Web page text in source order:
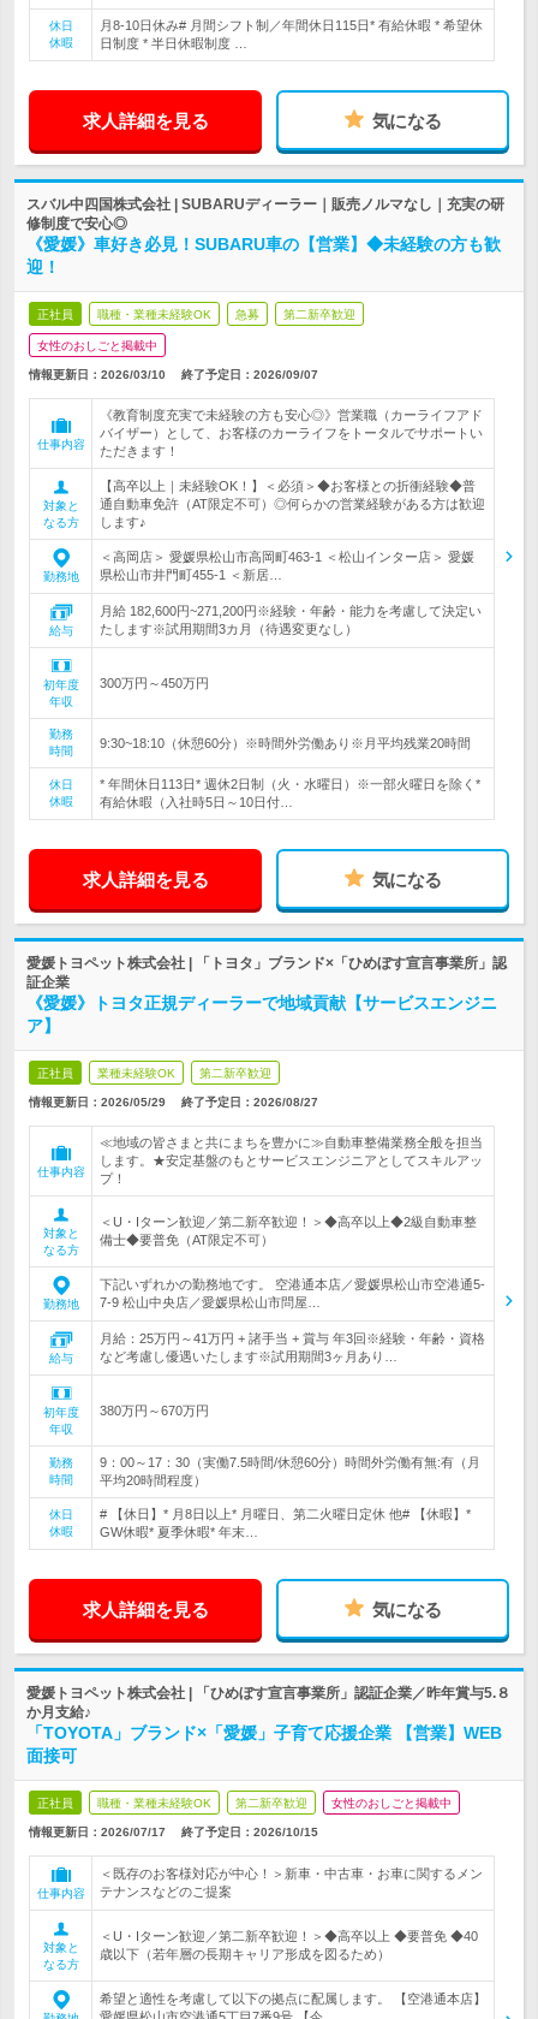
休日
休暇
月8-10日休み# 月間シフト制／年間休日115日* 有給休暇 * 希望休
日制度 * 半日休暇制度 …
求人詳細を見る 気になる
スバル中四国株式会社 | SUBARUディーラー｜販売ノルマなし｜充実の研
修制度で安心◎
《愛媛》車好き必見！SUBARU車の【営業】◆未経験の方も歓
迎！
正社員 職種・業種未経験OK 急募 第二新卒歓迎
女性のおしごと掲載中
情報更新日：2026/03/10 終了予定日： 2026/09/07
仕事内容
《教育制度充実で未経験の方も安心◎》営業職（カーライフアド
バイザー）として、お客様のカーライフをトータルでサポートい
ただきます！
対象と
なる方
【高卒以上｜未経験OK！】＜必須＞◆お客様との折衝経験◆普
通自動車免許（AT限定不可）◎何らかの営業経験がある方は歓迎
します♪
勤務地
＜高岡店＞ 愛媛県松山市高岡町463-1 ＜松山インター店＞ 愛媛
県松山市井門町455-1 ＜新居…
給与
月給 182,600円~271,200円※経験・年齢・能力を考慮して決定い
たします※試用期間3カ月（待遇変更なし）
初年度
年収
300万円～450万円
勤務
時間
9:30~18:10（休憩60分）※時間外労働あり※月平均残業20時間
休日
休暇
* 年間休日113日* 週休2日制（火・水曜日）※一部火曜日を除く*
有給休暇（入社時5日～10日付…
求人詳細を見る 気になる
愛媛トヨペット株式会社 | 「トヨタ」ブランド×「ひめぼす宣言事業所」認
証企業
《愛媛》トヨタ正規ディーラーで地域貢献【サービスエンジニ
ア】
正社員 業種未経験OK 第二新卒歓迎
情報更新日：2026/05/29 終了予定日： 2026/08/27
仕事内容
≪地域の皆さまと共にまちを豊かに≫自動車整備業務全般を担当
します。★安定基盤のもとサービスエンジニアとしてスキルアッ
プ！
対象と
なる方
＜U・Iターン歓迎／第二新卒歓迎！＞◆高卒以上◆2級自動車整
備士◆要普免（AT限定不可）
勤務地
下記いずれかの勤務地です。 空港通本店／愛媛県松山市空港通5-
7-9 松山中央店／愛媛県松山市問屋…
給与
月給：25万円～41万円 + 諸手当 + 賞与 年3回※経験・年齢・資格
など考慮し優遇いたします※試用期間3ヶ月あり…
初年度
年収
380万円～670万円
勤務
時間
9：00～17：30（実働7.5時間/休憩60分）時間外労働有無:有（月
平均20時間程度）
休日
休暇
# 【休日】* 月8日以上* 月曜日、第二火曜日定休 他# 【休暇】*
GW休暇* 夏季休暇* 年末…
求人詳細を見る 気になる
愛媛トヨペット株式会社 | 「ひめぼす宣言事業所」認証企業／昨年賞与5.８
か月支給♪
「TOYOTA」ブランド×「愛媛」子育て応援企業 【営業】WEB
面接可
正社員 職種・業種未経験OK 第二新卒歓迎 女性のおしごと掲載中
情報更新日：2026/07/17 終了予定日： 2026/10/15
仕事内容
＜既存のお客様対応が中心！＞新車・中古車・お車に関するメン
テナンスなどのご提案
対象と
なる方
＜U・Iターン歓迎／第二新卒歓迎！＞◆高卒以上 ◆要普免 ◆40
歳以下（若年層の長期キャリア形成を図るため）
希望と適性を考慮して以下の拠点に配属します。 【空港通本店】